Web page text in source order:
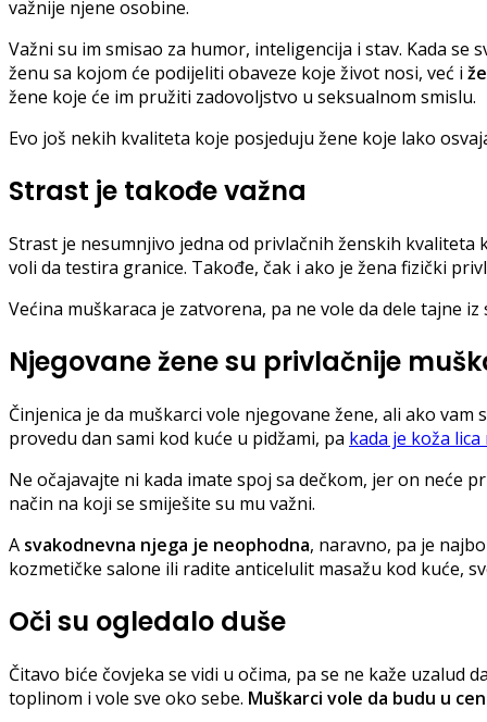
važnije njene osobine.
Važni su im smisao za humor, inteligencija i stav. Kada
ženu sa kojom će podijeliti obaveze koje život nosi, već i
žene koje će im pružiti zadovoljstvo u seksualnom smislu.
Evo još nekih kvaliteta koje posjeduju žene koje lako
Strast je takođe važna
Strast je nesumnjivo jedna od privlačnih ženskih kvaliteta
voli da testira granice. Takođe, čak i ako je žena fizički
Većina muškaraca je zatvorena, pa ne vole da dele tajne
Njegovane žene su privlačnije
Činjenica je da muškarci vole njegovane žene, ali ako
provedu dan sami kod kuće u pidžami, pa kada je koža lica
Ne očajavajte ni kada imate spoj sa dečkom, jer on neće
način na koji se smiješite su mu važni.
A svakodnevna njega je neophodna, naravno, pa je
kozmetičke salone ili radite anticelulit masažu kod kuće,
Oči su ogledalo duše
Čitavo biće čovjeka se vidi u očima, pa se ne kaže uzalud
toplinom i vole sve oko sebe. Muškarci vole da budu u